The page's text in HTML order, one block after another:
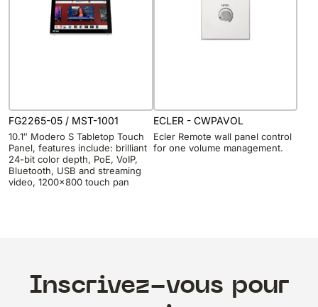
FG2265-05 / MST-1001
10.1″ Modero S Tabletop Touch
Panel, features include: brilliant
24-bit color depth, PoE, VoIP,
Bluetooth, USB and streaming
video, 1200×800 touch pan
ECLER - CWPAVOL
Ecler Remote wall panel control
for one volume management.
Inscrivez-vous pour